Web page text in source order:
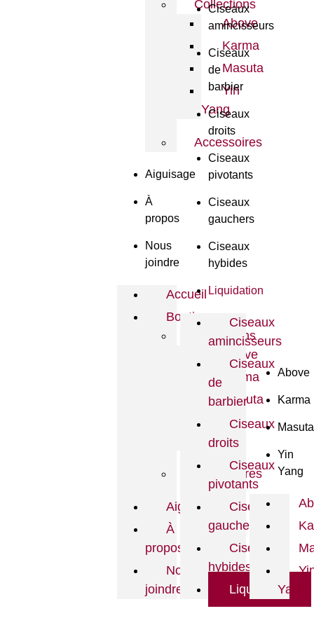
Collections
Above
Karma
Masuta
Yin
Yang
Accessoires
Aiguisage
À
propos
Nous
joindre
Accueil
Boutique
Collections
Above
Karma
Masuta
Yin
Yang
Accessoires
Aiguisage
À
propos
Nous
joindre
Ciseaux
amincisseurs
Ciseaux
de
barbier
Ciseaux
droits
Ciseaux
pivotants
Ciseaux
gauchers
Ciseaux
hybides
Liquidation
Ciseaux
amincisseurs
Ciseaux
de
barbier
Ciseaux
droits
Ciseaux
pivotants
Ciseaux
gauchers
Ciseaux
hybides
Liquidation
Above
Karma
Masuta
Yin
Yang
Yang